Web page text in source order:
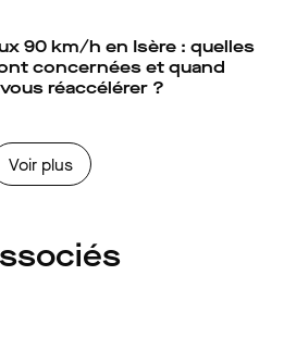
90 km/h en Isère : quelles
concernées et quand
réaccélérer ?
Voir plus